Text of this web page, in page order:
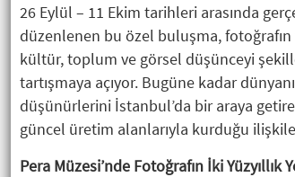
26 Eylül – 11 Ekim tarihleri arasında
düzenlenen bu özel buluşma,
kültür, toplum ve görsel düşünceyi
tartışmaya açıyor. Bugüne kadar
düşünürlerini İstanbul’da bir araya
güncel üretim alanlarıyla kurduğu
Pera Müzesi’nde Fotoğrafın İki